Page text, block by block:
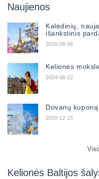
Naujienos
Kalėdinių,
išankstinis
2026-08-06
Kelionės
2024-08-22
Dovanų
2020-12-15
Kelionės Baltijos